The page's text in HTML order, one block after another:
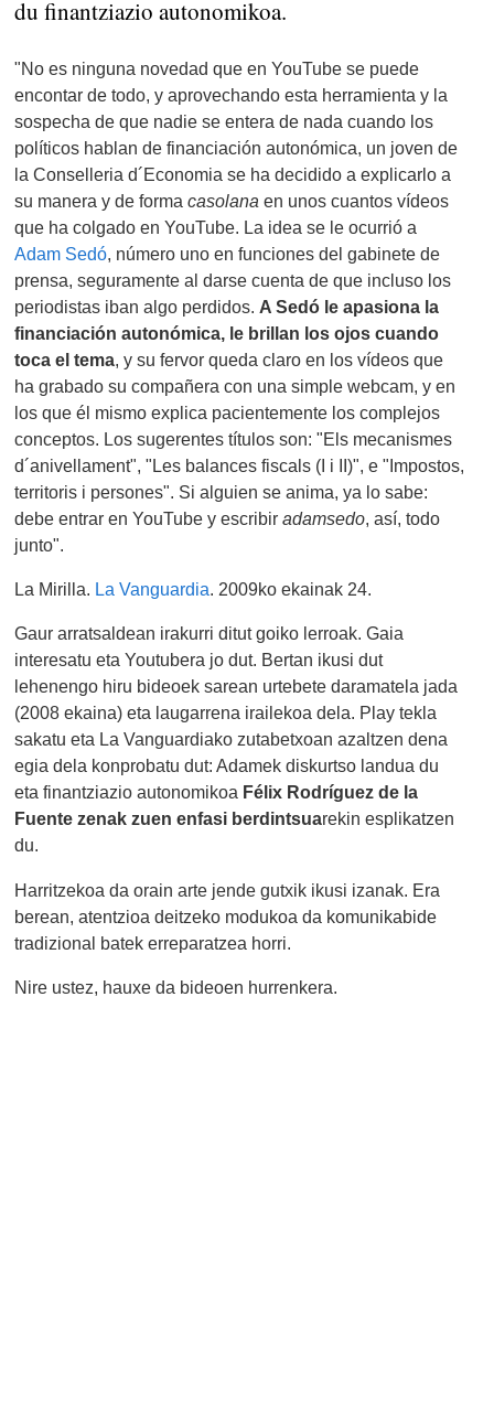
du finantziazio autonomikoa.
"No es ninguna novedad que en YouTube se puede
encontar de todo, y aprovechando esta herramienta y la
sospecha de que nadie se entera de nada cuando los
políticos hablan de financiación autonómica, un joven de
la Conselleria d´Economia se ha decidido a explicarlo a
su manera y de formacasolana en unos cuantos vídeos
que ha colgado en YouTube. La idea se le ocurrió a
Adam Sedó, número uno en funciones del gabinete de
prensa, seguramente al darse cuenta de que incluso los
periodistas iban algo perdidos. A Sedó le apasiona la
financiación autonómica, le brillan los ojos cuando
toca el tema, y su fervor queda claro en los vídeos que
ha grabado su compañera con una simple webcam, y en
los que él mismo explica pacientemente los complejos
conceptos. Los sugerentes títulos son: "Els mecanismes
d´anivellament", "Les balances fiscals (I i II)", e "Impostos,
territoris i persones". Si alguien se anima, ya lo sabe:
debe entrar en YouTube y escribiradamsedo, así, todo
junto".
La Mirilla. La Vanguardia. 2009ko ekainak 24.
Gaur arratsaldean irakurri ditut goiko lerroak. Gaia
interesatu eta Youtubera jo dut. Bertan ikusi dut
lehenengo hiru bideoek sarean urtebete daramatela jada
(2008 ekaina) eta laugarrena irailekoa dela. Play tekla
sakatu eta La Vanguardiako zutabetxoan azaltzen dena
egia dela konprobatu dut: Adamek diskurtso landua du
eta finantziazio autonomikoa Félix Rodríguez de la
Fuente zenak zuen enfasi berdintsuarekin esplikatzen
du.
Harritzekoa da orain arte jende gutxik ikusi izanak. Era
berean, atentzioa deitzeko modukoa da komunikabide
tradizional batek erreparatzea horri.
Nire ustez, hauxe da bideoen hurrenkera.